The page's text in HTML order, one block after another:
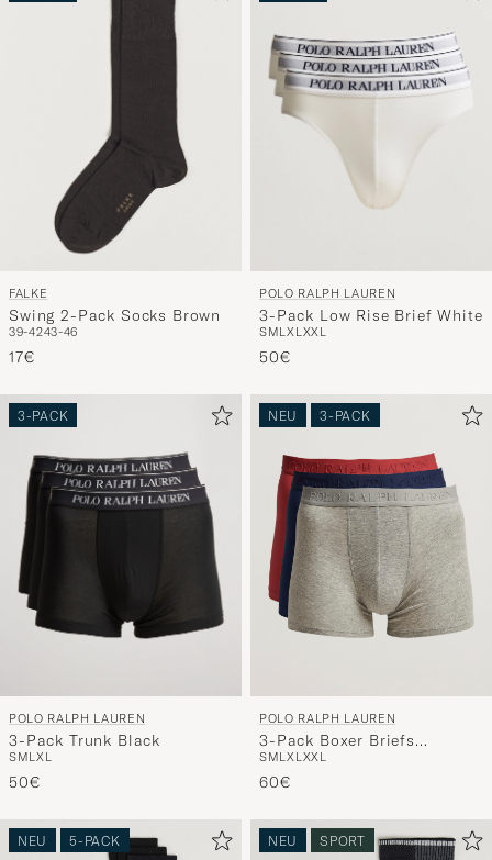
FALKE
Swing 2-Pack Socks Brown
39-4243-46
17€
POLO RALPH LAUREN
3-Pack Low Rise Brief White
SMLXLXXL
50€
3-PACK
POLO RALPH LAUREN
3-Pack Trunk Black
SMLXL
50€
NEU 3-PACK
POLO RALPH LAUREN
3-Pack Boxer Briefs
Navy/Red/Grey
SMLXLXXL
60€
NEU 5-PACK NEU SPORT